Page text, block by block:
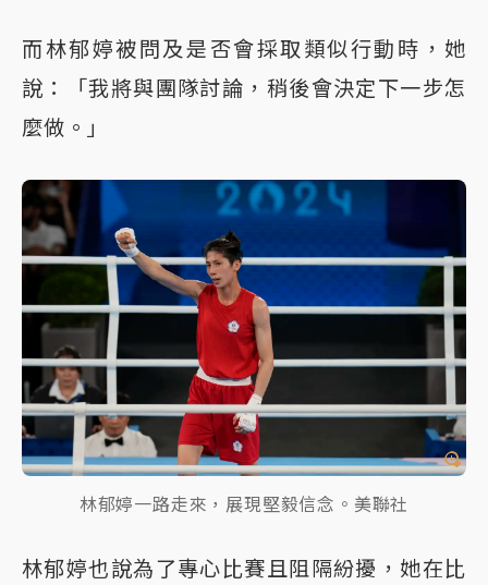
而林郁婷被問及是否會採取類似行動時，她
說：「我將與團隊討論，稍後會決定下一步怎
麼做。」
林郁婷一路走來，展現堅毅信念。美聯社
林郁婷也說為了專心比賽且阻隔紛擾，她在比